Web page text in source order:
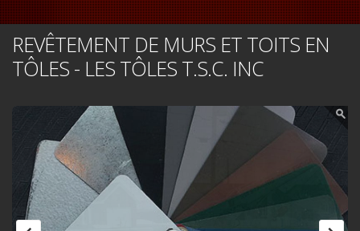
REVÊTEMENT DE MURS ET TOITS EN
TÔLES - LES TÔLES T.S.C. INC